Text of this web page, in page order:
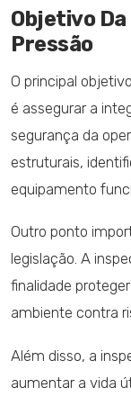
Objetivo Da
Pressão
O principal
é assegurar a
segurança da
estruturais,
equipamento
Outro ponto
legislação. A
finalidade
ambiente contra
Além disso, a
aumentar a vida